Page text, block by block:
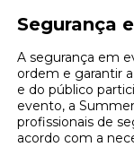
Segurança
A segurança em
ordem e garantir
e do público
evento, a
profissionais de
acordo com a